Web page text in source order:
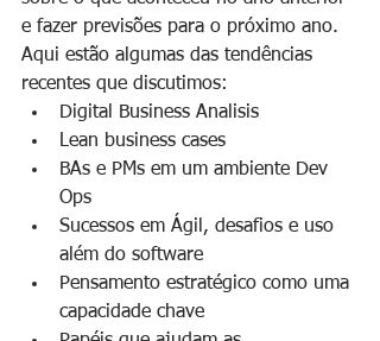
e fazer previsões para o próximo ano.
Aqui estão algumas das tendências
recentes que discutimos:
Digital Business Analisis
Lean business cases
BAs e PMs em um ambiente Dev
Ops
Sucessos em Ágil, desafios e uso
além do software
Pensamento estratégico como uma
capacidade chave